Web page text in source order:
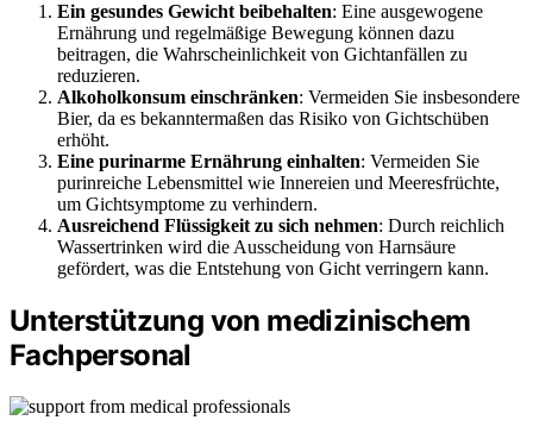
Ein gesundes Gewicht beibehalten: Eine ausgewogene
Ernährung und regelmäßige Bewegung können dazu
beitragen, die Wahrscheinlichkeit von Gichtanfällen zu
reduzieren.
Alkoholkonsum einschränken: Vermeiden Sie insbesondere
Bier, da es bekanntermaßen das Risiko von Gichtschüben
erhöht.
Eine purinarme Ernährung einhalten: Vermeiden Sie
purinreiche Lebensmittel wie Innereien und Meeresfrüchte,
um Gichtsymptome zu verhindern.
Ausreichend Flüssigkeit zu sich nehmen: Durch reichlich
Wassertrinken wird die Ausscheidung von Harnsäure
gefördert, was die Entstehung von Gicht verringern kann.
Unterstützung von medizinischem
Fachpersonal